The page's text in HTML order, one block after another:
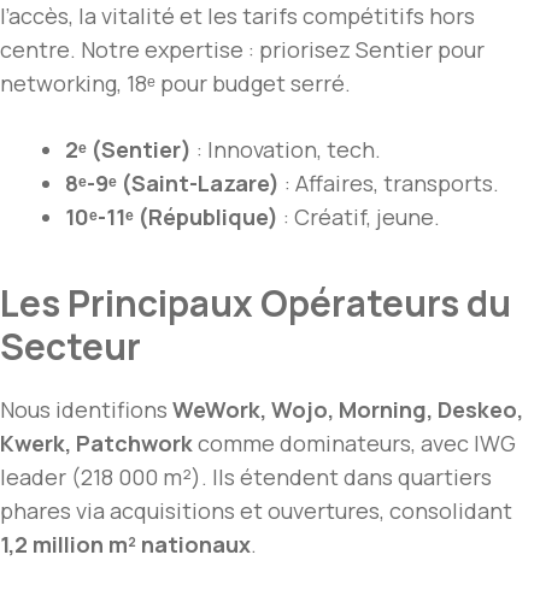
l’accès, la vitalité et les tarifs compétitifs hors
centre. Notre expertise : priorisez Sentier pour
networking, 18ᵉ pour budget serré.
2ᵉ (Sentier) : Innovation, tech.
8ᵉ-9ᵉ (Saint-Lazare) : Affaires, transports.
10ᵉ-11ᵉ (République) : Créatif, jeune.
Les Principaux Opérateurs du
Secteur
Nous identifions WeWork, Wojo, Morning, Deskeo,
Kwerk, Patchworkcomme dominateurs, avec IWG
leader (218 000 m²). Ils étendent dans quartiers
phares via acquisitions et ouvertures, consolidant
1,2 million m² nationaux.